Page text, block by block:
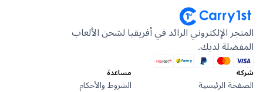
الإلكتروني الرائد في أفريقيا لشحن الألعاب
لديك.
الرئيسية
مساعدة
الشروط والأحكام